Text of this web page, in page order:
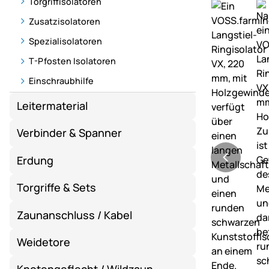
Zusatzisolatoren
Spezialisolatoren
T-Pfosten Isolatoren
Einschraubhilfe
Leitermaterial
Verbinder & Spanner
Erdung
Torgriffe & Sets
Zaunanschluss / Kabel
Weidetore